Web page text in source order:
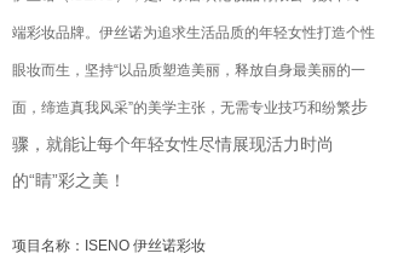
端彩妆品牌。伊丝诺为追求生活品质的年轻女性打造个性
眼妆而生，坚持“以品质塑造美丽，释放自身最美丽的一
面，缔造真我风采”的美学主张，无需专业技巧和纷繁步
骤，就能让每个年轻女性尽情展现活力时尚
的“睛”彩之美！
项目名称：ISENO 伊丝诺彩妆